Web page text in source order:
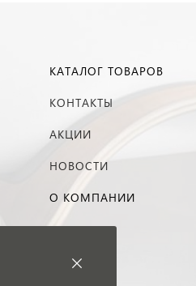
КАТАЛОГ ТОВАРОВ
КОНТАКТЫ
АКЦИИ
НОВОСТИ
О КОМПАНИИ